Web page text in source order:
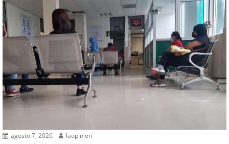
agosto 7, 2026 laopinion